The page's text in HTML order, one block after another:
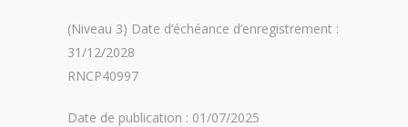
(Niveau 3) Date d’échéance d’enregistrement :
31/12/2028
RNCP40997
Date de publication : 01/07/2025